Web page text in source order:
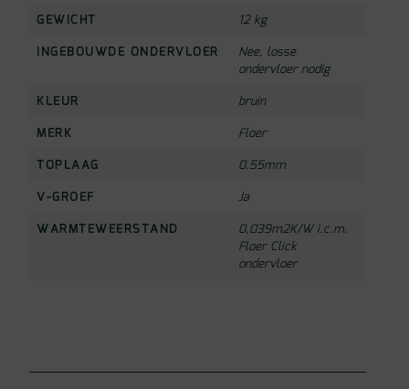
GEWICHT
12 kg
INGEBOUWDE ONDERVLOER
Nee, losse
ondervloer nodig
KLEUR
bruin
MERK
Floer
TOPLAAG
0.55mm
V-GROEF
Ja
WARMTEWEERSTAND
0,039m2K/W i.c.m.
Floer Click
ondervloer